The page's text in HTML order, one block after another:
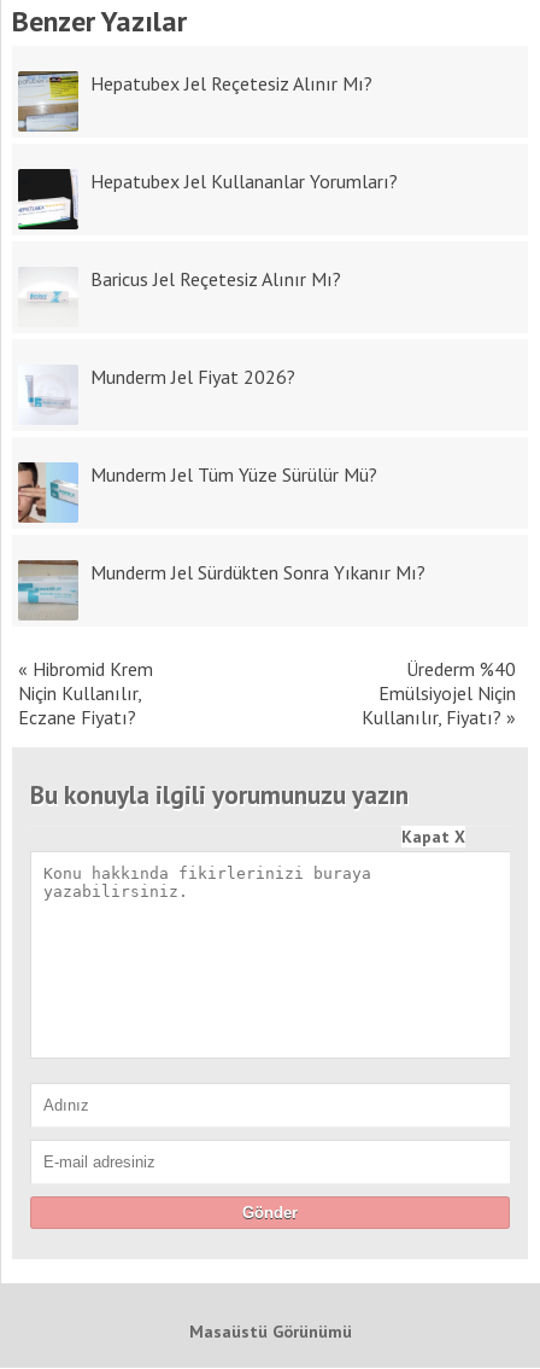
Benzer Yazılar
Hepatubex Jel Reçetesiz Alınır Mı?
Hepatubex Jel Kullananlar Yorumları?
Baricus Jel Reçetesiz Alınır Mı?
Munderm Jel Fiyat 2026?
Munderm Jel Tüm Yüze Sürülür Mü?
Munderm Jel Sürdükten Sonra Yıkanır Mı?
« Hibromid Krem
Niçin Kullanılır,
Eczane Fiyatı?
Ürederm %40
Emülsiyojel Niçin
Kullanılır, Fiyatı? »
Bu konuyla ilgili yorumunuzu yazın
Masaüstü Görünümü
Kapat X